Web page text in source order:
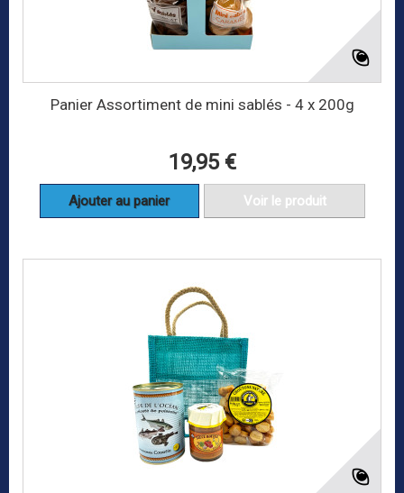
Panier Assortiment de mini sablés - 4 x 200g
19,95 €
Ajouter au panier Voir le produit